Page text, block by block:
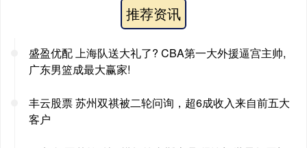
推荐资讯
盛盈优配 上海队送大礼了? CBA第一大外援逼宫主帅,
广东男篮成最大赢家!
丰云股票 苏州双祺被二轮问询，超6成收入来自前五大
客户